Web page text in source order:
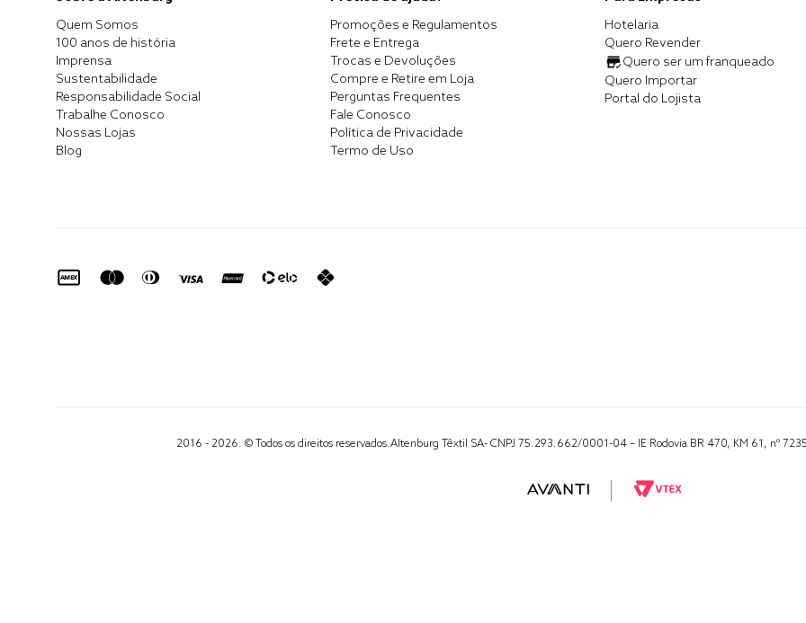
Quem Somos
100 anos de história
Imprensa
Sustentabilidade
Responsabilidade Social
Trabalhe Conosco
Nossas Lojas
Blog
Promoções e Regulamentos
Frete e Entrega
Trocas e Devoluções
Compre e Retire em Loja
Perguntas Frequentes
Fale Conosco
Política de Privacidade
Termo de Uso
Hotelaria
Quero Revender
Quero ser um franqueado
Quero Importar
Portal do Lojista
2016 - 2026. © Todos os direitos reservados.Altenburg Têxtil SA- CNPJ 75.293.662/0001-04 – IE Rodovia BR 470, KM 61, nº